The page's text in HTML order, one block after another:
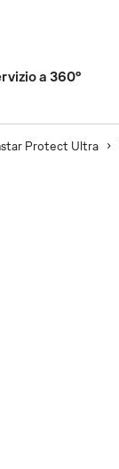
a 360°
Protect Ultra